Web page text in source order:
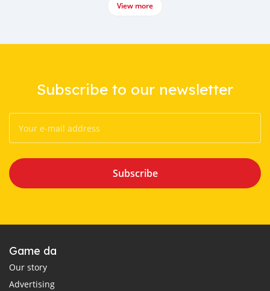
View more
Subscribe to our newsletter
Subscribe
Game da
Our story
Advertising